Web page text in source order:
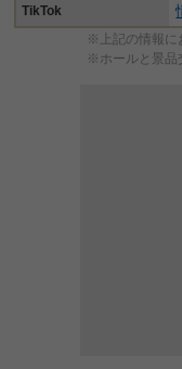
TikTok
※上記の情報に
※ホールと景品